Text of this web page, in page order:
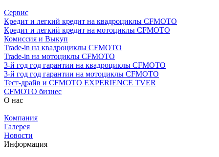
Сервис
Кредит и легкий кредит на квадроциклы CFMOTO
Кредит и легкий кредит на мотоциклы CFMOTO
Комиссия и Выкуп
Trade-in на квадроциклы CFMOTO
Trade-in на мотоциклы CFMOTO
3-й год год гарантии на квадроциклы CFMOTO
3-й год год гарантии на мотоциклы CFMOTO
Тест-драйв и CFMOTO EXPERIENCE TVER
CFMOTO бизнес
О нас
Компания
Галерея
Новости
Информация